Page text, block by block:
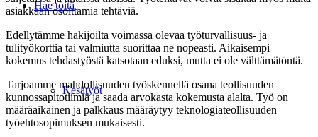
Hae töitä
Kesätyöt
asiakkaan osoittamia tehtäviä.
Edellytämme hakijoilta voimassa olevaa työturvallisuus- ja
tulityökorttia tai valmiutta suorittaa ne nopeasti. Aikaisempi
kokemus tehdastyöstä katsotaan eduksi, mutta ei ole välttämätöntä.
Tarjoamme mahdollisuuden työskennellä osana teollisuuden
kunnossapitotiimiä ja saada arvokasta kokemusta alalta. Työ on
määräaikainen ja palkkaus määräytyy teknologiateollisuuden
työehtosopimuksen mukaisesti.